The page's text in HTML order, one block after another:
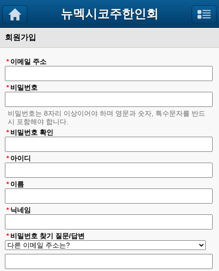
뉴멕시코주한인회
회원가입
이메일 주소
*
비밀번호
*
비밀번호는 8자리 이상이어야 하며 영문과 숫자, 특수문자를 반드
시 포함해야 합니다.
비밀번호 확인
*
* 아이디
* 이름
* 닉네임
* 비밀번호 찾기 질문/답변